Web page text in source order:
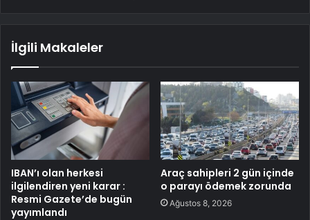
İlgili Makaleler
IBAN’ı olan herkesi
ilgilendiren yeni karar :
Resmi Gazete’de bugün
yayımlandı
Araç sahipleri 2 gün içinde
o parayı ödemek zorunda
Ağustos 8, 2026